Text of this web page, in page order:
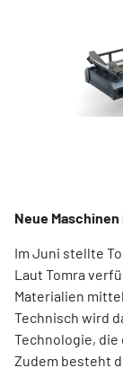
Neue
Im Juni stellte
Laut Tomra
Materialien
Technisch wird
Technologie,
Zudem besteht